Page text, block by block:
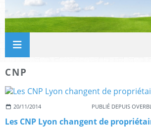
CNP
20/11/2014 PUBLIÉ DEPUIS
Les CNP Lyon changent de